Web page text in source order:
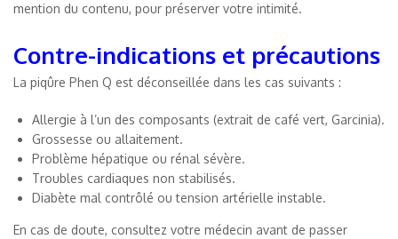
mention du contenu, pour préserver votre intimité.
Contre-indications et précautions
La piqûre Phen Q est déconseillée dans les cas suivants :
Allergie à l’un des composants (extrait de café vert, Garcinia).
Grossesse ou allaitement.
Problème hépatique ou rénal sévère.
Troubles cardiaques non stabilisés.
Diabète mal contrôlé ou tension artérielle instable.
En cas de doute, consultez votre médecin avant de passer